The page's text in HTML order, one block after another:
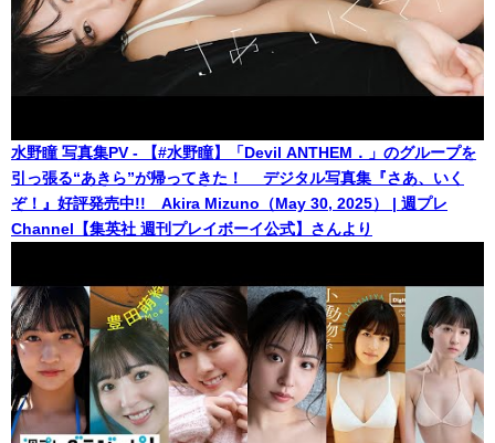
水野瞳 写真集PV - 【#水野瞳】「Devil ANTHEM．」のグループを
引っ張る“あきら”が帰ってきた！ デジタル写真集『さあ、いく
ぞ！』好評発売中!! Akira Mizuno（May 30, 2025） | 週プレ
Channel【集英社 週刊プレイボーイ公式】さんより